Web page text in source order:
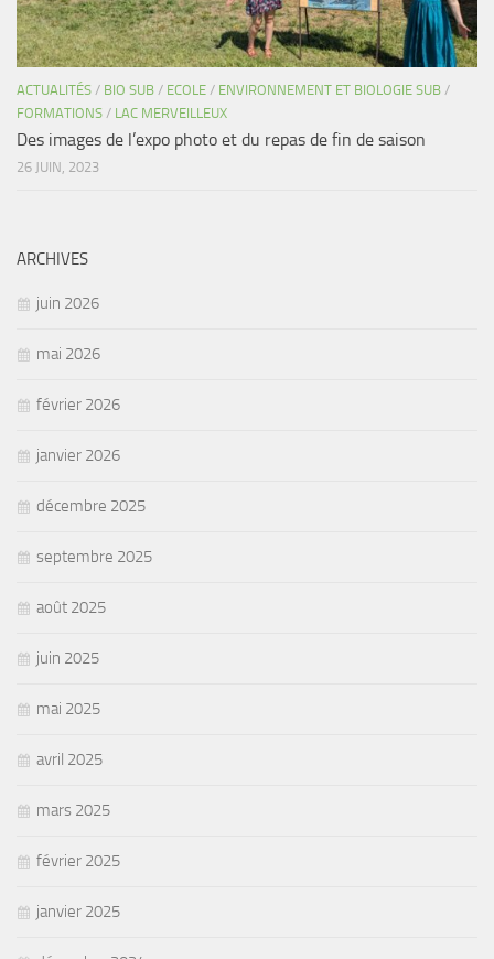
ACTUALITÉS / BIO SUB / ECOLE / ENVIRONNEMENT ET BIOLOGIE SUB /
FORMATIONS / LAC MERVEILLEUX
Des images de l’expo photo et du repas de fin de saison
26 JUIN, 2023
ARCHIVES
juin 2026
mai 2026
février 2026
janvier 2026
décembre 2025
septembre 2025
août 2025
juin 2025
mai 2025
avril 2025
mars 2025
février 2025
janvier 2025